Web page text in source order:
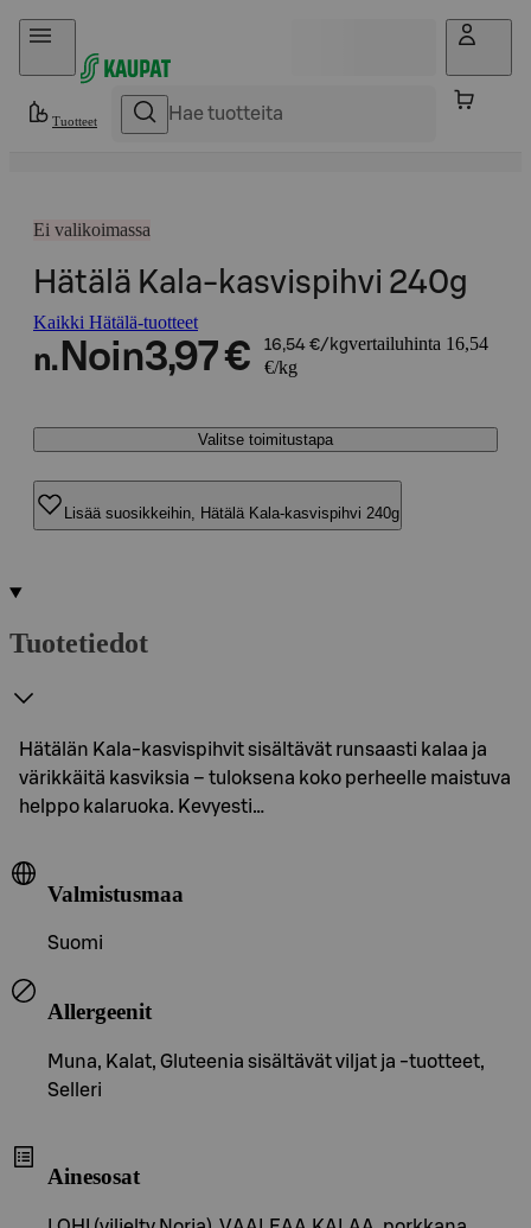
Hyppää sisältöön
Tuotteet
Ei valikoimassa
Hätälä Kala-kasvispihvi 240g
Kaikki Hätälä-tuotteet
n. Noin3,97 € 16,54 €/kgvertailuhinta 16,54
€/kg
Valitse toimitustapa
Lisää suosikkeihin, Hätälä Kala-kasvispihvi 240g
Tuotetiedot
Hätälän Kala-kasvispihvit sisältävät runsaasti kalaa ja
värikkäitä kasviksia – tuloksena koko perheelle maistuva
helppo kalaruoka. Kevyesti…
Valmistusmaa
Suomi
Allergeenit
Muna, Kalat, Gluteenia sisältävät viljat ja -tuotteet,
Selleri
Ainesosat